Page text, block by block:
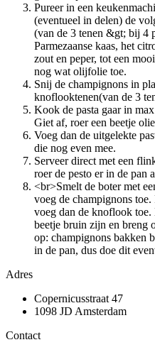
Pureer in een
(eventueel in delen) de
(van de 3 tenen &gt; bij 4
Parmezaanse kaas, het
zout en peper, tot een
nog wat olijfolie toe.
Snij de champignons in
knoflooktenen(van de 3
Kook de pasta gaar in
Giet af, roer een beetje
Voeg dan de uitgelekte
die nog even mee.
Serveer direct met een
roer de pesto er in de pan
<br>Smelt de boter met
voeg de champignons
voeg dan de knoflook toe.
beetje bruin zijn en breng
op: champignons bakken
in de pan, dus doe dit
Adres
Copernicusstraat 47
1098 JD Amsterdam
Contact